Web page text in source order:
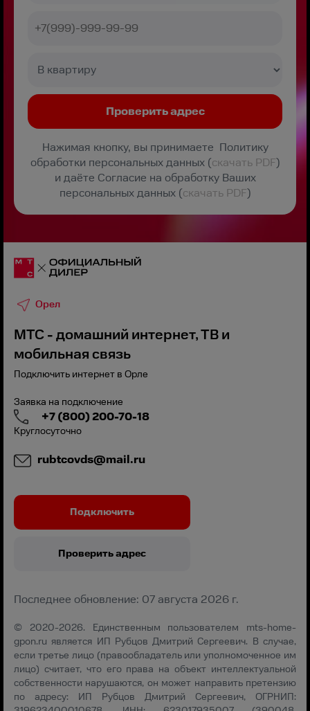
Нажимая кнопку, вы принимаете Политику
обработки персональных данных (скачать PDF)
и даёте Согласие на обработку Ваших
персональных данных (скачать PDF)
Орел
МТС - домашний интернет, ТВ и
мобильная связь
Подключить интернет в Орле
Заявка на подключение
+7 (800) 200-70-18
Круглосуточно
rubtcovds@mail.ru
Подключить
Проверить адрес
Последнее обновление: 07 августа 2026 г.
© 2020-2026. Единственным пользователем mts-home-
gpon.ru является ИП Рубцов Дмитрий Сергеевич. В случае,
если третье лицо (правообладатель или уполномоченное им
лицо) считает, что его права на объект интеллектуальной
собственности нарушаются, он может направить претензию
по адресу: ИП Рубцов Дмитрий Сергеевич, ОГРНИП: